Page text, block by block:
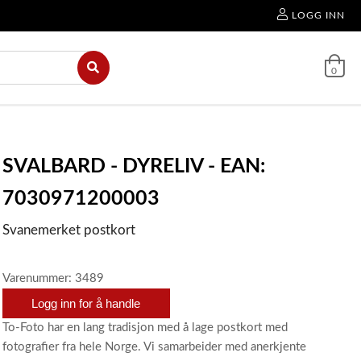
LOGG INN
0
SVALBARD - DYRELIV - EAN:
7030971200003
Svanemerket postkort
Varenummer: 3489
Logg inn for å handle
To-Foto har en lang tradisjon med å lage postkort med
fotografier fra hele Norge. Vi samarbeider med anerkjente